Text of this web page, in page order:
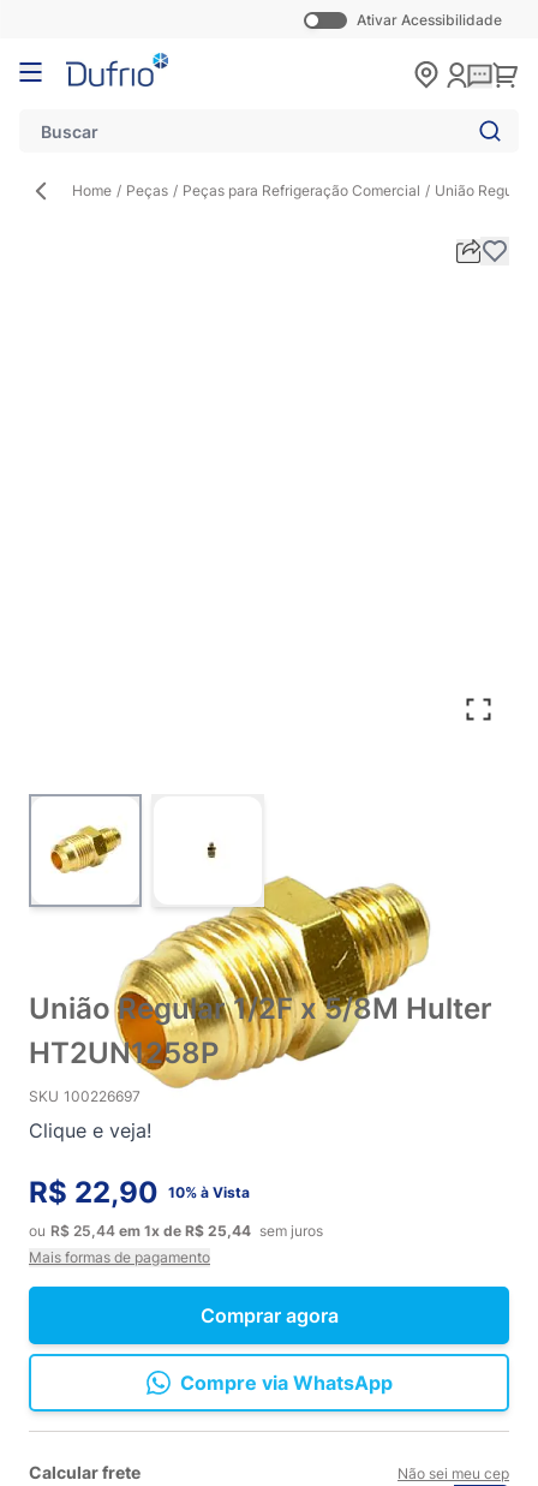
Ativar Acessibilidade
Pular para o conteúdo
Home / Peças / Peças para Refrigeração Comercial / União Regular
União Regular 1/2F x 5/8M Hulter
HT2UN1258P
SKU 100226697
Clique e veja!
Comprar agora
R$ 22,90 10% à Vista
ou R$ 25,44 em 1x de R$ 25,44 sem juros
Mais formas de pagamento
Compre via WhatsApp
Calcular frete Não sei meu cep